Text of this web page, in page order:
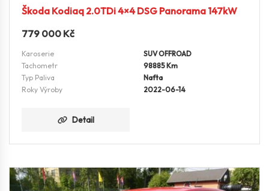
Škoda Kodiaq 2.0TDi 4×4 DSG Panorama 147kW
779 000 Kč
Karoserie
SUV OFFROAD
Tachometr
98885 Km
Typ Paliva
Nafta
Roky Výroby
2022-06-14
Detail